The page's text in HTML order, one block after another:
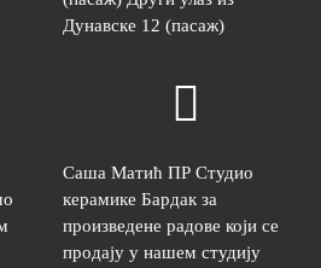
Дунавске 12 (пасаж)
Саша Матић ПР Студио
керамике Бардак за
произведене радове који се
продају у нашем студију